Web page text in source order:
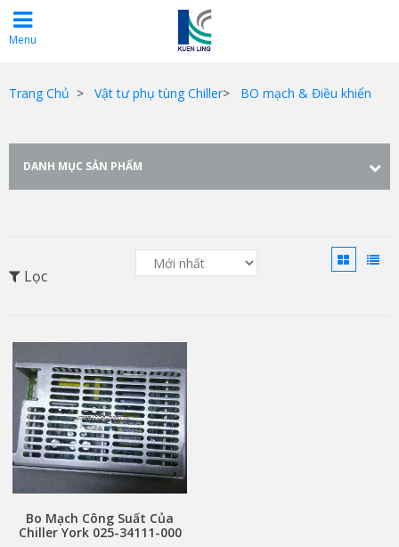
Menu
Trang Chủ > Vật tư phụ tùng Chiller> BO mạch & Điều khiển
DANH MỤC SẢN PHẨM
Lọc
Bo Mạch Công Suất Của
Chiller York 025-34111-000